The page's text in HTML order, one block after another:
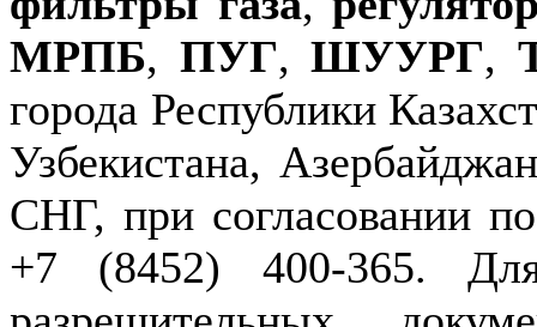
МРПБ, ПУГ,ШУУРГ,
города Республики
Узбекистана,
СНГ, при согласовании
+7 (8452) 400-365.